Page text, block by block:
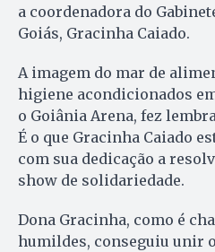
a coordenadora do
Goiás, Gracinha Caiado.
A imagem do mar de
higiene acondicionados
o Goiânia Arena, fez
É o que Gracinha Caiado
com sua dedicação a
show de solidariedade.
Dona Gracinha, como é
humildes, conseguiu unir